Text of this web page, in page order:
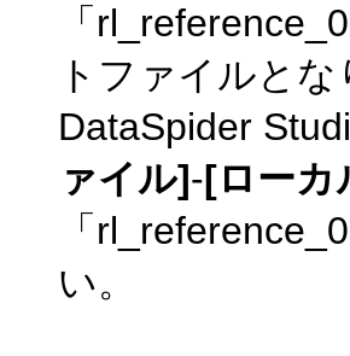
「
トファイルとな
DataSpider
ァイル]-[ローカ
「
い。